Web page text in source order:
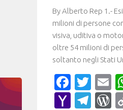
By Alberto Rep 1.-
milioni di persone
visiva, uditiva o
oltre 54 milioni di
soltanto negli Stati
Yahoo